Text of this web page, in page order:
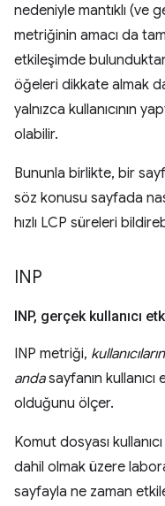
nedeniyle mantıklı (ve
metriğinin amacı da
etkileşimde
öğeleri dikkate almak
yalnızca kullanıcının
olabilir.
Bununla birlikte, bir
söz konusu sayfada
hızlı LCP süreleri
INP
INP, gerçek kullanıcı
INP metriği,
andasayfanın
olduğunu ölçer.
Komut dosyası
dahil olmak üzere
sayfayla ne zaman